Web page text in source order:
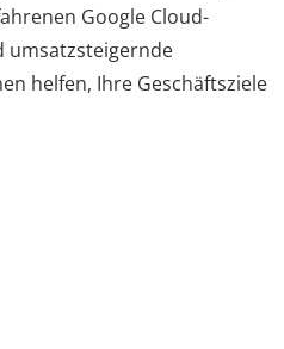
Google Cloud-
umsatzsteigernde
helfen, Ihre Geschäftsziele